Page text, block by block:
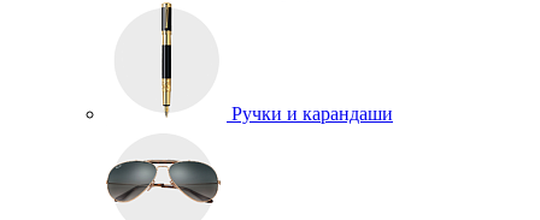
Ручки и карандаши